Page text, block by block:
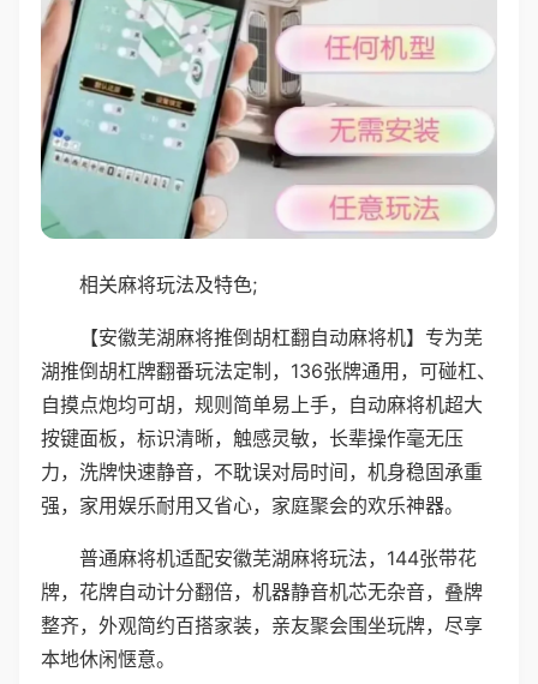
相关麻将玩法及特色;
【安徽芜湖麻将推倒胡杠翻自动麻将机】专为芜
湖推倒胡杠牌翻番玩法定制，136张牌通用，可碰杠、
自摸点炮均可胡，规则简单易上手，自动麻将机超大
按键面板，标识清晰，触感灵敏，长辈操作毫无压
力，洗牌快速静音，不耽误对局时间，机身稳固承重
强，家用娱乐耐用又省心，家庭聚会的欢乐神器。
普通麻将机适配安徽芜湖麻将玩法，144张带花
牌，花牌自动计分翻倍，机器静音机芯无杂音，叠牌
整齐，外观简约百搭家装，亲友聚会围坐玩牌，尽享
本地休闲惬意。